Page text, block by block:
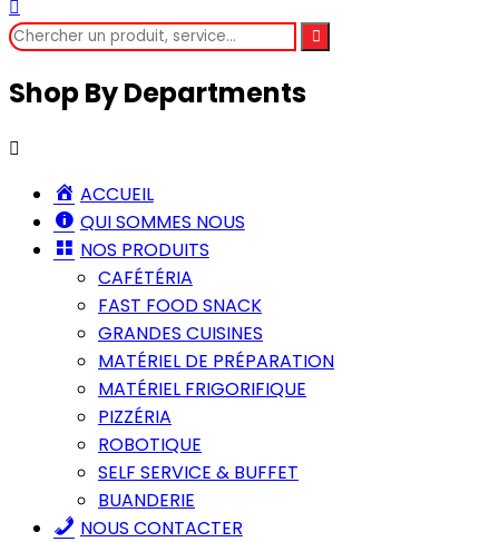
Shop By Departments
ACCUEIL
QUI SOMMES NOUS
NOS PRODUITS
CAFÉTÉRIA
FAST FOOD SNACK
GRANDES CUISINES
MATÉRIEL DE PRÉPARATION
MATÉRIEL FRIGORIFIQUE
PIZZÉRIA
ROBOTIQUE
SELF SERVICE & BUFFET
BUANDERIE
NOUS CONTACTER